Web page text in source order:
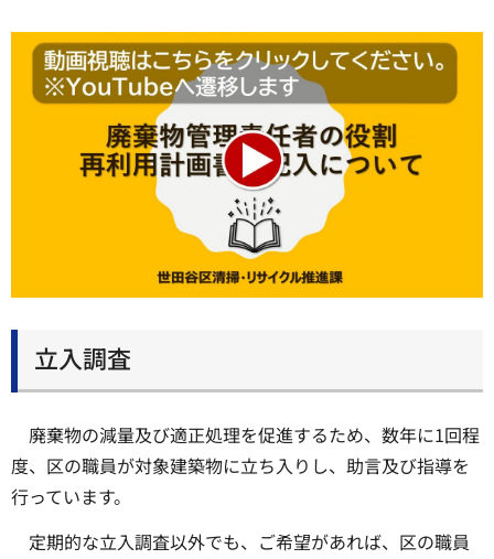
立入調査
廃棄物の減量及び適正処理を促進するため、数年に1回程
度、区の職員が対象建築物に立ち入りし、助言及び指導を
行っています。
定期的な立入調査以外でも、ご希望があれば、区の職員